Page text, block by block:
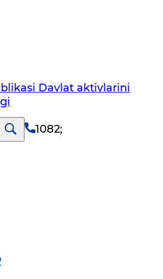
Davlat aktivlarini
1082;